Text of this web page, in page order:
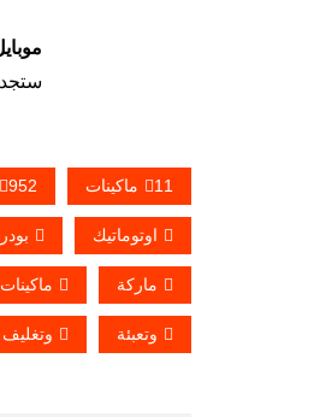
موبايل 01211116954 – 01211116955 –
11ماكينات 952
اوتوماتيك
ماركة ماكينات
وتعبئة وتغليف